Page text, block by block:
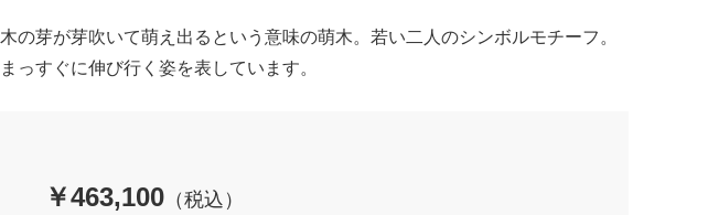
木の芽が芽吹いて萌え出るという意味の萌木。若い二人のシンボルモチーフ。
まっすぐに伸び行く姿を表しています。
￥463,100